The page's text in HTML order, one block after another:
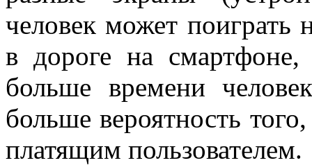
человек может поиграть
в дороге на
больше времени
больше вероятность
платящим пользователем.